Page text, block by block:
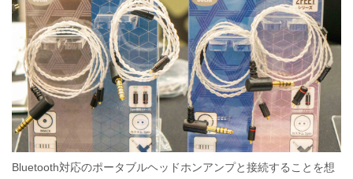
Bluetooth対応のポータブルヘッドホンアンプと接続することを想